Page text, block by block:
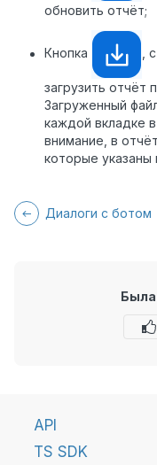
обновить отчёт;
Кнопка ,
загрузить отчёт
Загруженный
каждой вкладке
внимание, в
которые указаны
Диалоги с ботом
Была
API
TS SDK